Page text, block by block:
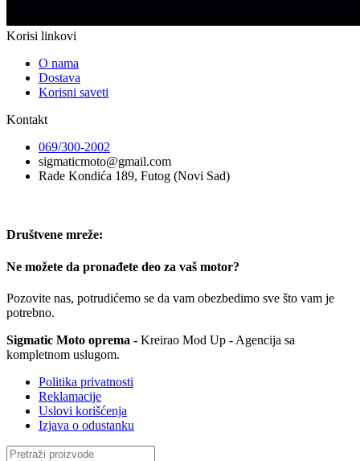
Korisi linkovi
O nama
Dostava
Korisni saveti
Kontakt
069/300-2002
sigmaticmoto@gmail.com
Rade Kondića 189, Futog (Novi Sad)
Društvene mreže:
Ne možete da pronađete deo za vaš motor?
Pozovite nas, potrudićemo se da vam obezbedimo sve što vam je
potrebno.
Sigmatic Moto oprema - Kreirao Mod Up - Agencija sa
kompletnom uslugom.
Politika privatnosti
Reklamacije
Uslovi korišćenja
Izjava o odustanku